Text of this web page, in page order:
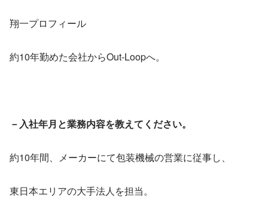
翔一プロフィール
約10年勤めた会社からOut-Loopへ。
－入社年月と業務内容を教えてください。
約10年間、メーカーにて包装機械の営業に従事し、
東日本エリアの大手法人を担当。